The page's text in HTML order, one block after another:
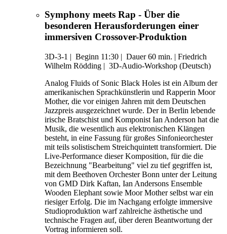
Symphony meets Rap - Über die
besonderen Herausforderungen einer
immersiven Crossover-Produktion
3D-3-1 | Beginn 11:30 | Dauer 60 min. | Friedrich
Wilhelm Rödding | 3D-Audio-Workshop (Deutsch)
Analog Fluids of Sonic Black Holes ist ein Album der
amerikanischen Sprachkünstlerin und Rapperin Moor
Mother, die vor einigen Jahren mit dem Deutschen
Jazzpreis ausgezeichnet wurde. Der in Berlin lebende
irische Bratschist und Komponist Ian Anderson hat die
Musik, die wesentlich aus elektronischen Klängen
besteht, in eine Fassung für großes Sinfonieorchester
mit teils solistischem Streichquintett transformiert. Die
Live-Performance dieser Komposition, für die die
Bezeichnung "Bearbeitung" viel zu tief gegriffen ist,
mit dem Beethoven Orchester Bonn unter der Leitung
von GMD Dirk Kaftan, Ian Andersons Ensemble
Wooden Elephant sowie Moor Mother selbst war ein
riesiger Erfolg. Die im Nachgang erfolgte immersive
Studioproduktion warf zahlreiche ästhetische und
technische Fragen auf, über deren Beantwortung der
Vortrag informieren soll.